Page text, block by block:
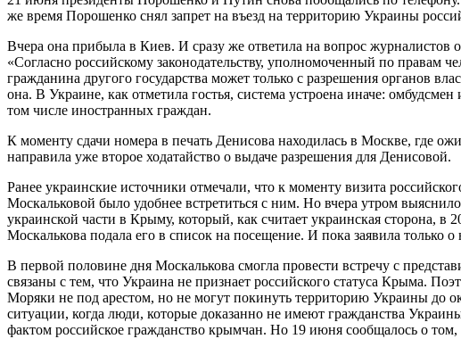
же время Порошенко снял запрет на въезд на территорию Украины
Вчера она прибыла в Киев. И сразу же ответила на вопрос
«Согласно российскому законодательству, уполномоченный по правам
гражданина другого государства может только с разрешения органов
она. В Украине, как отметила гостья, система устроена иначе:
том числе иностранных граждан.
К моменту сдачи номера в печать Денисова находилась в Москве, где
направила уже второе ходатайство о выдаче разрешения для Денисовой.
Ранее украинские источники отмечали, что к моменту визита
Москальковой было удобнее встретиться с ним. Но вчера утром
украинской части в Крыму, который, как считает украинская сторона,
Москалькова подала его в список на посещение. И пока заявила
В первой половине дня Москалькова смогла провести встречу с
связаны с тем, что Украина не признает российского статуса Крыма.
Моряки не под арестом, но не могут покинуть территорию Украины до
ситуации, когда люди, которые доказанно не имеют гражданства
фактом российское гражданство крымчан. Но 19 июня сообщалось о